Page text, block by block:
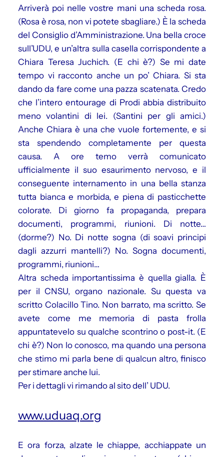
Arriverà poi nelle vostre mani una scheda rosa.
(Rosa è rosa, non vi potete sbagliare.) È la scheda
del Consiglio d’Amministrazione. Una bella croce
sull’UDU, e un’altra sulla casella corrispondente a
Chiara Teresa Juchich. (E chi è?) Se mi date
tempo vi racconto anche un po’ Chiara. Si sta
dando da fare come una pazza scatenata. Credo
che l’intero entourage di Prodi abbia distribuito
meno volantini di lei. (Santini per gli amici.)
Anche Chiara è una che vuole fortemente, e si
sta spendendo completamente per questa
causa. A ore temo verrà comunicato
ufficialmente il suo esaurimento nervoso, e il
conseguente internamento in una bella stanza
tutta bianca e morbida, e piena di pasticchette
colorate. Di giorno fa propaganda, prepara
documenti, programmi, riunioni. Di notte…
(dorme?) No. Di notte sogna (di soavi principi
dagli azzurri mantelli?) No. Sogna documenti,
programmi, riunioni…
Altra scheda importantissima è quella gialla. È
per il CNSU, organo nazionale. Su questa va
scritto Colacillo Tino. Non barrato, ma scritto. Se
avete come me memoria di pasta frolla
appuntatevelo su qualche scontrino o post-it. (E
chi è?) Non lo conosco, ma quando una persona
che stimo mi parla bene di qualcun altro, finisco
per stimare anche lui.
Per i dettagli vi rimando al sito dell’ UDU.
www.uduaq.org
E ora forza, alzate le chiappe, acchiappate un